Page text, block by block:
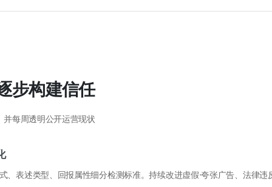
步构建信任
每周透明公开运营现状
、表述类型、回报属性细分检测标准。持续改进虚假·夸张广告、法律违